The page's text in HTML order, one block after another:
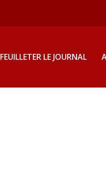
FEUILLETER LE JOURNAL